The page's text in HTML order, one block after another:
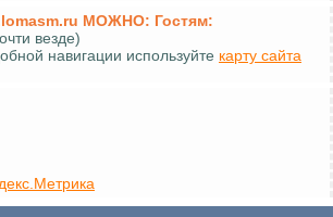
МОЖНО: Гостям:
везде)
навигации используйте карту сайта